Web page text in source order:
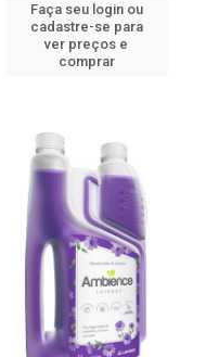
Faça seu login ou
cadastre-se para
ver preços e
comprar